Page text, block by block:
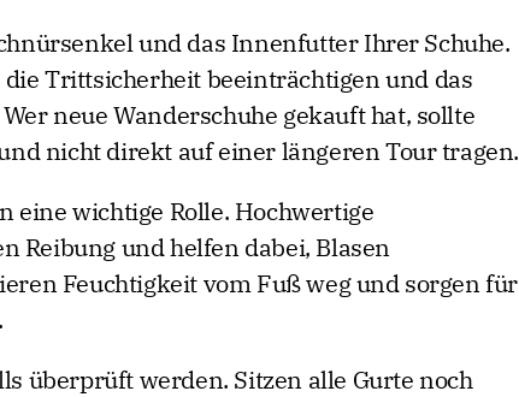
und das Innenfutter Ihrer Schuhe.
Trittsicherheit beeinträchtigen und das
neue Wanderschuhe gekauft hat, sollte
nicht direkt auf einer längeren Tour tragen.
eine wichtige Rolle. Hochwertige
Reibung und helfen dabei, Blasen
Feuchtigkeit vom Fuß weg und sorgen für
überprüft werden. Sitzen alle Gurte noch